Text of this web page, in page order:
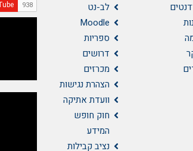
לב-נט
Moodle
ספריות
דרושים
מכרזים
הצהרת נגישות
וועדת אתיקה
חוק חופש
המידע
נציב קבילות